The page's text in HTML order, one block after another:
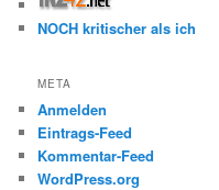
NOCH kritischer als ich
META
Anmelden
Eintrags-Feed
Kommentar-Feed
WordPress.org